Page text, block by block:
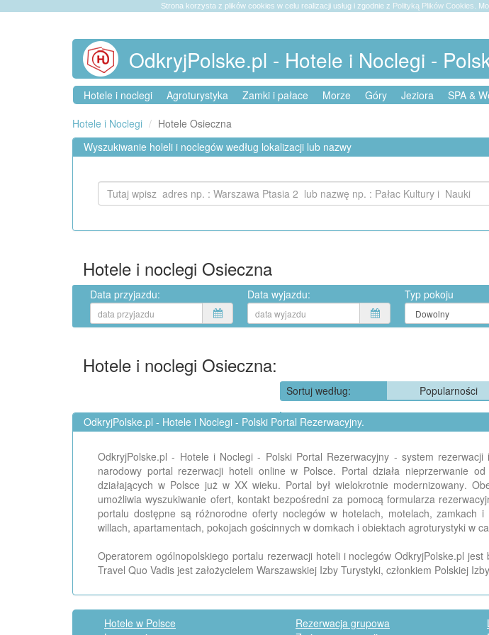
Strona korzysta z plików cookies w celu realizacji usług i zgodnie z Polityką Plików Cookies .
OdkryjPolske.pl - Hotele i Noclegi -
Hotele i noclegi Agroturystyka Zamki i pałace Morze Góry Jeziora SPA &
Hotele i Noclegi
Hotele Osieczna
Wyszukiwanie holeli i noclegów według lokalizacji lub nazwy
Hotele i noclegi Osieczna
Data przyjazdu: Data wyjazdu: Typ pokoju
Hotele i noclegi Osieczna:
Sortuj według: Popularności
OdkryjPolske.pl - Hotele i Noclegi - Polski Portal Rezerwacyjny.
OdkryjPolske.pl - Hotele i Noclegi - Polski Portal Rezerwacyjny - system
narodowy portal rezerwacji hoteli online w Polsce. Portal działa nieprzerwanie
działających w Polsce już w XX wieku. Portal był wielokrotnie modernizowany.
umożliwia wyszukiwanie ofert, kontakt bezpośredni za pomocą formularza
portalu dostępne są różnorodne oferty noclegów w hotelach, motelach, zamkach
willach, apartamentach, pokojach gościnnych w domkach i obiektach agroturystyki w
Operatorem ogólnopolskiego portalu rezerwacji hoteli i noclegów OdkryjPolske.pl
Travel Quo Vadis jest założycielem Warszawskiej Izby Turystyki, członkiem Polskiej
Hotele w Polsce
Rezerwacja grupowa